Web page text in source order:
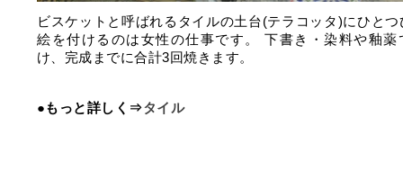
ビスケットと呼ばれるタイルの土台(テラコッタ)にひとつ
絵を付けるのは女性の仕事です。 下書き・染料や釉薬
け、完成までに合計3回焼きます。
●もっと詳しく⇒タイル